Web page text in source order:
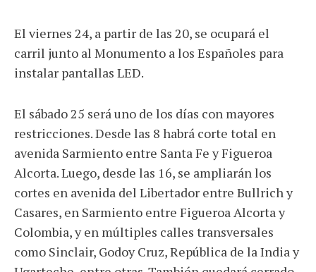
El viernes 24, a partir de las 20, se ocupará el
carril junto al Monumento a los Españoles para
instalar pantallas LED.
El sábado 25 será uno de los días con mayores
restricciones. Desde las 8 habrá corte total en
avenida Sarmiento entre Santa Fe y Figueroa
Alcorta. Luego, desde las 16, se ampliarán los
cortes en avenida del Libertador entre Bullrich y
Casares, en Sarmiento entre Figueroa Alcorta y
Colombia, y en múltiples calles transversales
como Sinclair, Godoy Cruz, República de la India y